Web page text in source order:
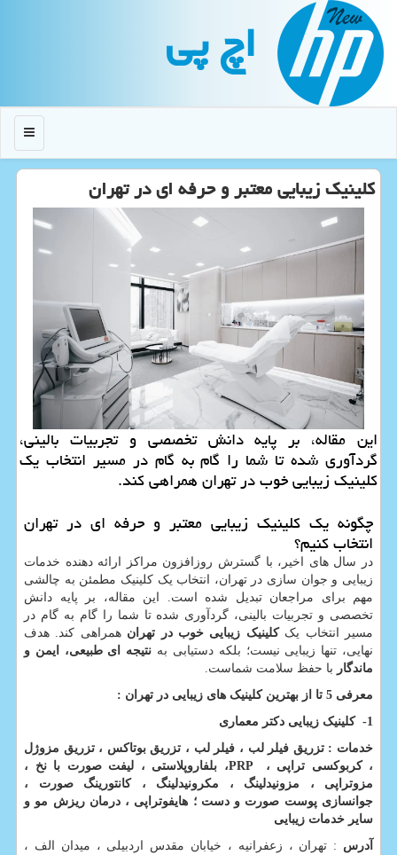
اچ پی
منو
کلینیک زیبایی معتبر و حرفه ای در تهران
این مقاله، بر پایه دانش تخصصی و تجربیات بالینی،
گردآوری شده تا شما را گام به گام در مسیر انتخاب یک
کلینیک زیبایی خوب در تهران همراهی کند.
چگونه یک کلینیک زیبایی معتبر و حرفه ای در تهران
انتخاب کنیم؟
در سال های اخیر، با گسترش روزافزون مراکز ارائه دهنده خدمات
زیبایی و جوان سازی در تهران، انتخاب یک کلینیک مطمئن به چالشی
مهم برای مراجعان تبدیل شده است. این مقاله، بر پایه دانش
تخصصی و تجربیات بالینی، گردآوری شده تا شما را گام به گام در
مسیر انتخاب یککلینیک زیبایی خوب در تهران همراهی کند. هدف
نهایی، تنها زیبایی نیست؛ بلکه دستیابی به نتیجه ای طبیعی، ایمن و
ماندگار با حفظ سلامت شماست.
معرفی 5 تا از بهترین کلینیک های زیبایی در تهران
:
1-
کلینیک زیبایی دکتر معماری
خدمات : تزریق فیلر لب ، فیلر لب ، تزریق بوتاکس ، تزریق مزوژل
، کربوکسی تراپی ،
PRP، بلفاروپلاستی ، لیفت صورت با نخ ،
مزوتراپی ، مزونیدلینگ ، مکرونیدلینگ ، کانتورینگ صورت ،
جوانسازی پوست صورت و دست ؛ هایفوتراپی ، درمان ریزش مو و
سایر خدمات زیبایی
آدرس : تهران ، زعفرانیه ، خیابان مقدس اردبیلی ، میدان الف ،